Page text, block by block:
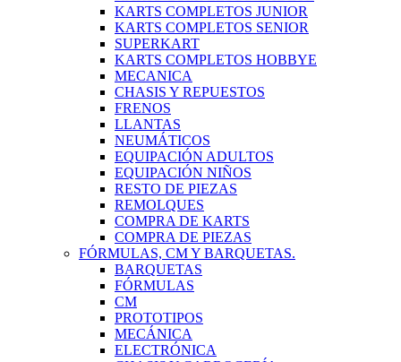
KARTS COMPLETOS JUNIOR
KARTS COMPLETOS SENIOR
SUPERKART
KARTS COMPLETOS HOBBYE
MECANICA
CHASIS Y REPUESTOS
FRENOS
LLANTAS
NEUMÁTICOS
EQUIPACIÓN ADULTOS
EQUIPACIÓN NIÑOS
RESTO DE PIEZAS
REMOLQUES
COMPRA DE KARTS
COMPRA DE PIEZAS
FÓRMULAS, CM Y BARQUETAS.
BARQUETAS
FÓRMULAS
CM
PROTOTIPOS
MECÁNICA
ELECTRÓNICA